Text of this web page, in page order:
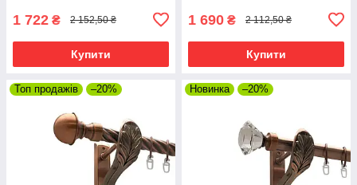
1 722 ₴ 2 152,50 ₴
Купити
1 690 ₴ 2 112,50 ₴
Купити
Топ продажів –20% Новинка –20%